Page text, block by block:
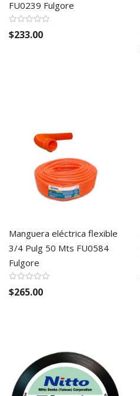
FU0239 Fulgore
$233.00
Manguera eléctrica flexible
3/4 Pulg 50 Mts FU0584
Fulgore
$265.00